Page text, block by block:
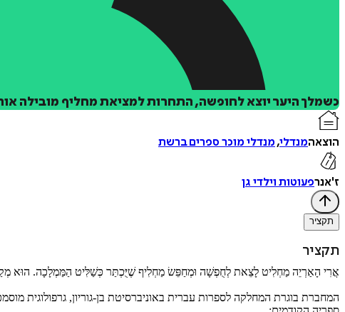
כשמלך היער יוצא לחופשה, התחרות למציאת מחליף מובילה
הוצאהמנדלי,מנדלי מוכר ספרים ברשת
ז'אנרפעוטות וילדי גן
תקציר
תקציר
אֲרִי הָאַרְיֵה מַחְלִיט לָצֵאת לְחֻפְשָׁה וּמְחַפֵּשׂ מַחְלִיף שֶׁיֻּכְתַּר כְּשַׁלִּיט הַמַּמְלָכָה. הוּא
המחברת בוגרת המחלקה לספרות עברית באוניברסיטת בן-גוריון, גרפולוגית